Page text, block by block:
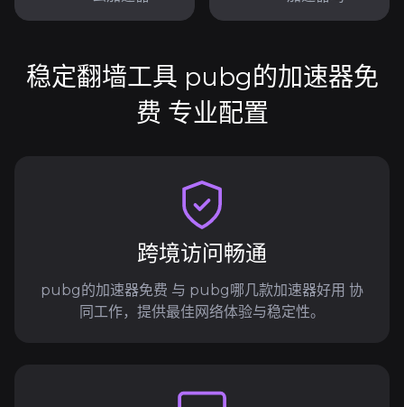
稳定翻墙工具 pubg的加速器免
费 专业配置
跨境访问畅通
pubg的加速器免费 与 pubg哪几款加速器好用 协
同工作，提供最佳网络体验与稳定性。